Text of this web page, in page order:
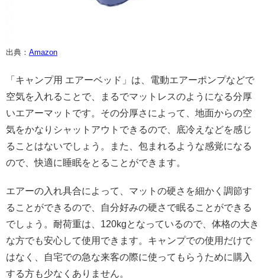
出典： Amazon
「キャンプ用 エアーベッド」は、電動エアーポンプなどで
空気を入れることで、まるでマットレスのようになる分厚
いエアーマットです。その分厚さによって、地面からの空
気をかなりシャットアウトできるので、底冷えなどを感じ
ることはないでしょう。また、包まれるような感覚になる
ので、快適に睡眠をとることができます。
エアーの入れ具合によって、マットの硬さを細かく調節す
ることができるので、自分好みの硬さで眠ることができる
でしょう。耐荷重は、120kgとなっているので、体格の大き
な方でも安心して使用できます。キャンプでの使用だけで
はなく、自宅での急な来客の際に使ってもらうために購入
する方も少なくありません。